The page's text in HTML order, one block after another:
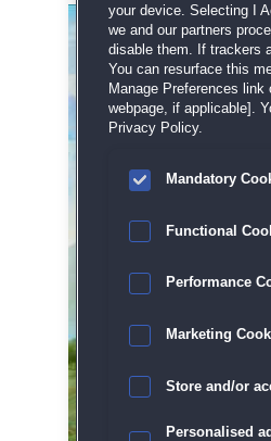
your device. Selecting I
we and our partners
disable them. If trackers
You can resurface this
Manage Preferences
webpage, if applicable].
Privacy Policy.
Mandatory
Functional
Performance
Marketing
Store and/or
Personalised